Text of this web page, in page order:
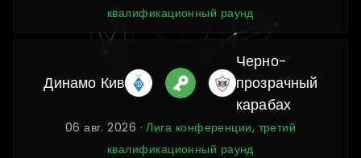
квалификационный раунд
Динамо Кив
Черно-
прозрачный
карабах
06 авг. 2026 ·Лига конференции, третий
квалификационный раунд